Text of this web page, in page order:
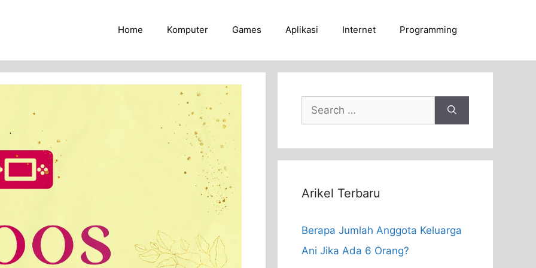
Home Komputer Games Aplikasi Internet Programming
Search
for:
Arikel Terbaru
Berapa Jumlah Anggota Keluarga
Ani Jika Ada 6 Orang?